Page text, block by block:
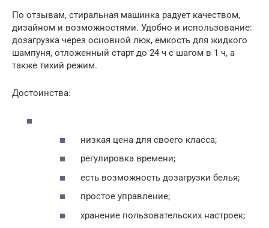
По отзывам, стиральная машинка радует качеством,
дизайном и возможностями. Удобно и использование:
дозагрузка через основной люк, емкость для жидкого
шампуня, отложенный старт до 24 ч с шагом в 1 ч, а
также тихий режим.
Достоинства:
низкая цена для своего класса;
регулировка времени;
есть возможность дозагрузки белья;
простое управление;
хранение пользовательских настроек;